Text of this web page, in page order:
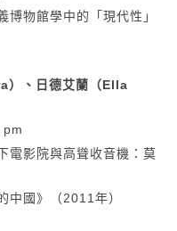
博物館學中的「現代性」
）、日德艾蘭（Ella
電影院與高聳收音機：莫
中國》（2011年）